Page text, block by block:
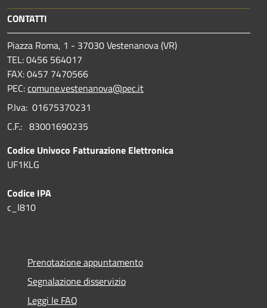
CONTATTI
Piazza Roma, 1 - 37030 Vestenanova (VR)
TEL: 0456 564017
FAX: 0457 7470566
PEC:comune.vestenanova@pec.it
P.Iva: 01675370231
C.F.: 83001690235
Codice Univoco Fatturazione Elettronica
UF1KLG
Codice IPA
c_l810
Prenotazione appuntamento
Segnalazione disservizio
Leggi le FAQ